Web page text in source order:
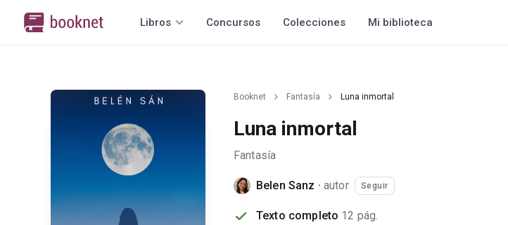
Libros Concursos Colecciones Mi biblioteca
Booknet Fantasía Luna inmortal
Luna inmortal
Fantasía
Belen Sanz · autor Seguir
Texto completo 12 pág.